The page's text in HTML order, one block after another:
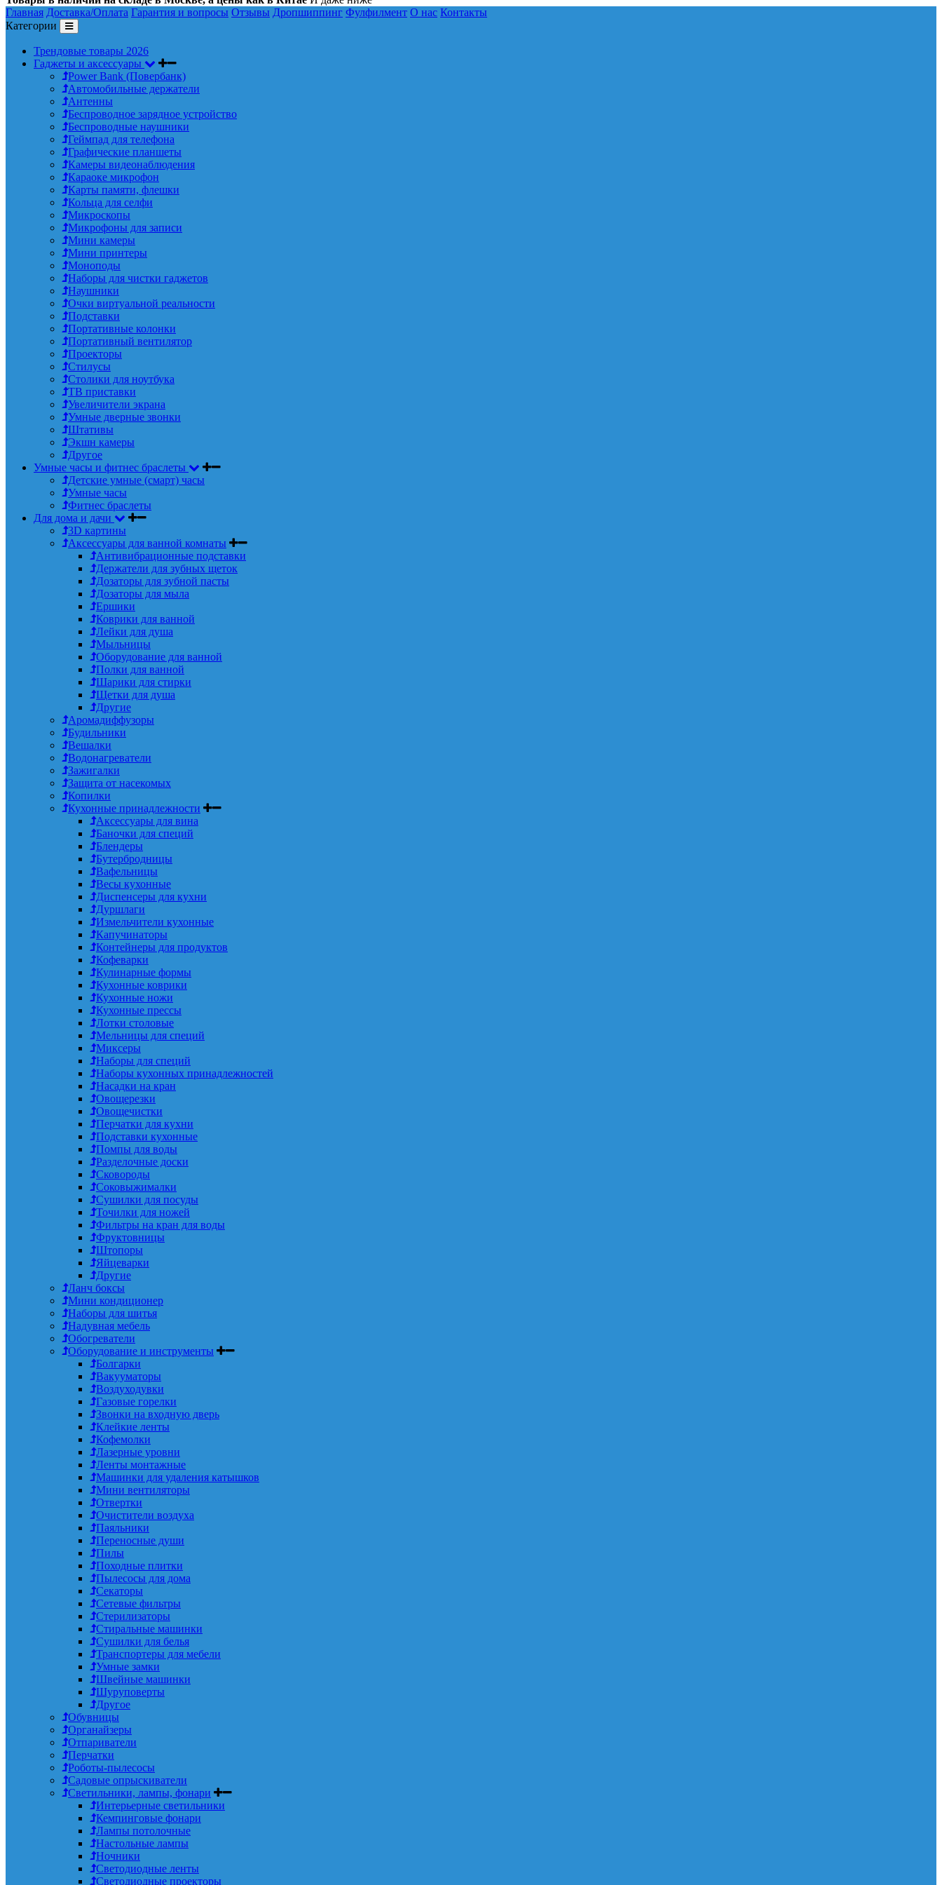
Главная Доставка/Оплата Гарантия и вопросы Отзывы Дропшиппинг Фулфилмент О нас Контакты
Категории
Трендовые товары 2026
Гаджеты и аксессуары
Power Bank (Повербанк)
Автомобильные держатели
Антенны
Беспроводное зарядное устройство
Беспроводные наушники
Геймпад для телефона
Графические планшеты
Камеры видеонаблюдения
Караоке микрофон
Карты памяти, флешки
Кольца для селфи
Микроскопы
Микрофоны для записи
Мини камеры
Мини принтеры
Моноподы
Наборы для чистки гаджетов
Наушники
Очки виртуальной реальности
Подставки
Портативные колонки
Портативный вентилятор
Проекторы
Стилусы
Столики для ноутбука
ТВ приставки
Увеличители экрана
Умные дверные звонки
Штативы
Экшн камеры
Другое
Умные часы и фитнес браслеты
Детские умные (смарт) часы
Умные часы
Фитнес браслеты
Для дома и дачи
3D картины
Аксессуары для ванной комнаты
Антивибрационные подставки
Держатели для зубных щеток
Дозаторы для зубной пасты
Дозаторы для мыла
Ершики
Коврики для ванной
Лейки для душа
Мыльницы
Оборудование для ванной
Полки для ванной
Шарики для стирки
Щетки для душа
Другие
Аромадиффузоры
Будильники
Вешалки
Водонагреватели
Зажигалки
Защита от насекомых
Копилки
Кухонные принадлежности
Аксессуары для вина
Баночки для специй
Блендеры
Бутербродницы
Вафельницы
Весы кухонные
Диспенсеры для кухни
Дуршлаги
Измельчители кухонные
Капучинаторы
Контейнеры для продуктов
Кофеварки
Кулинарные формы
Кухонные коврики
Кухонные ножи
Кухонные прессы
Лотки столовые
Мельницы для специй
Миксеры
Наборы для специй
Наборы кухонных принадлежностей
Насадки на кран
Овощерезки
Овощечистки
Перчатки для кухни
Подставки кухонные
Помпы для воды
Разделочные доски
Сковороды
Соковыжималки
Сушилки для посуды
Точилки для ножей
Фильтры на кран для воды
Фруктовницы
Штопоры
Яйцеварки
Другие
Ланч боксы
Мини кондиционер
Наборы для шитья
Надувная мебель
Обогреватели
Оборудование и инструменты
Болгарки
Вакууматоры
Воздуходувки
Газовые горелки
Звонки на входную дверь
Клейкие ленты
Кофемолки
Лазерные уровни
Ленты монтажные
Машинки для удаления катышков
Мини вентиляторы
Отвертки
Очистители воздуха
Паяльники
Переносные души
Пилы
Походные плитки
Пылесосы для дома
Секаторы
Сетевые фильтры
Стерилизаторы
Стиральные машинки
Сушилки для белья
Транспортеры для мебели
Умные замки
Швейные машинки
Шуруповерты
Другое
Обувницы
Органайзеры
Отпариватели
Перчатки
Роботы-пылесосы
Садовые опрыскиватели
Светильники, лампы, фонари
Интерьерные светильники
Кемпинговые фонари
Лампы потолочные
Настольные лампы
Ночники
Светодиодные ленты
Светодиодные проекторы